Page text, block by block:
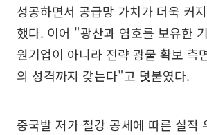
성공하면서 공급망 가치가 더욱 커
했다. 이어 "광산과 염호를 보유한
원기업이 아니라 전략 광물 확보 측
의 성격까지 갖는다"고 덧붙였다.
중국발 저가 철강 공세에 따른 실적